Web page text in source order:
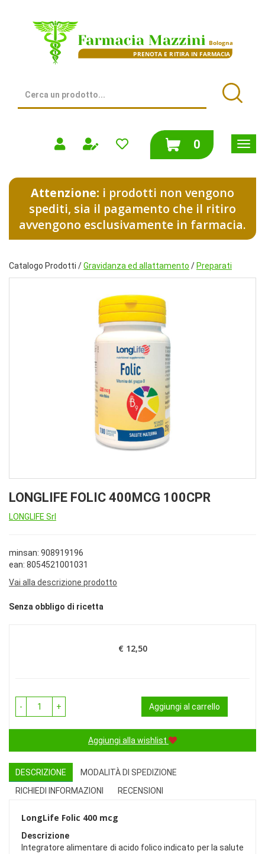
contenuto
Farmacia
Prodotto
0prodotti
inseriti
Attenzione: i prodotti non vengono
spediti, sia il pagamento che il ritiro
avvengono esclusivamente in farmacia.
Catalogo Prodotti /Gravidanza ed allattamento / Preparati
LONGLIFE FOLIC 400MCG 100CPR
LONGLIFE Srl
minsan: 908919196
ean: 8054521001031
Vai alla descrizione prodotto
Senza obbligo di ricetta
Prezzo
€ 12,50
- + Aggiungi al carrello
Aggiungi alla wishlist
DESCRIZIONE
MODALITÀ DI SPEDIZIONE
RICHIEDI INFORMAZIONI
RECENSIONI
LongLife Folic 400 mcg
Descrizione
Integratore alimentare di acido folico indicato per la salute